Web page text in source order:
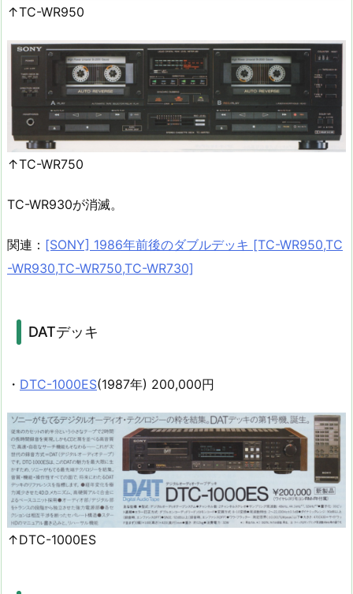
↑TC-WR950
↑TC-WR750
TC-WR930が消滅。
関連： [SONY] 1986年前後のダブルデッキ [TC-WR950,TC
-WR930,TC-WR750,TC-WR730]
DATデッキ
・ DTC-1000ES(1987年) 200,000円
↑DTC-1000ES